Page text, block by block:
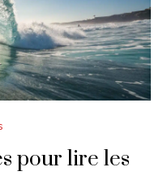
pour lire les